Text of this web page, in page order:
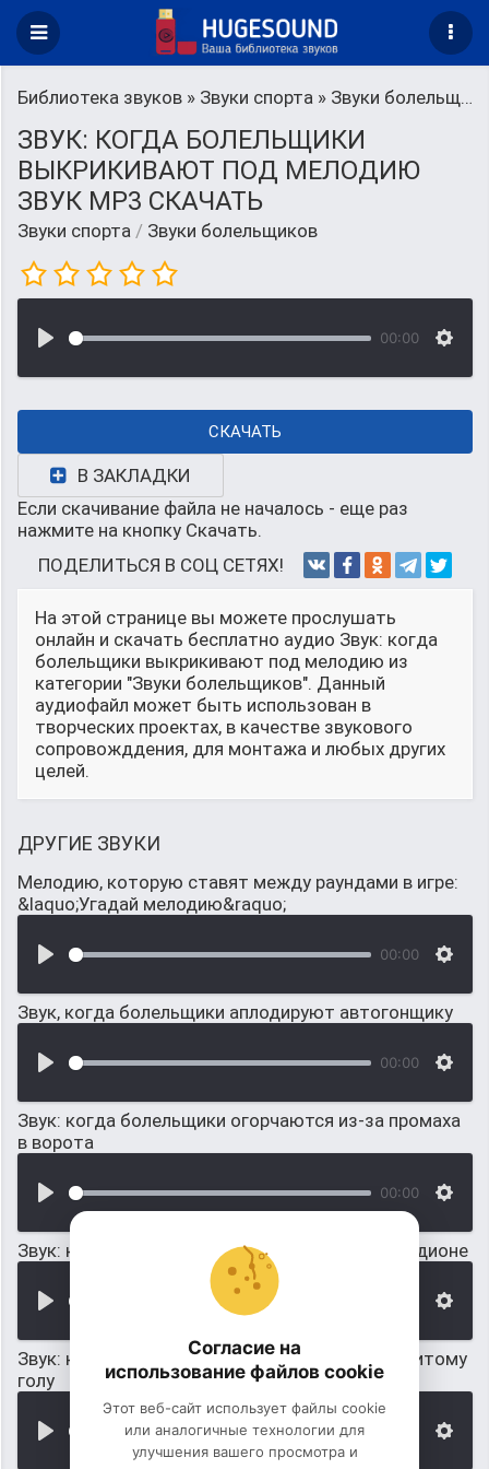
Библиотека звуков » Звуки спорта » Звуки болельщиков
ЗВУК: КОГДА БОЛЕЛЬЩИКИ
ВЫКРИКИВАЮТ ПОД МЕЛОДИЮ
ЗВУК MP3 СКАЧАТЬ
Звуки спорта / Звуки болельщиков
00:00
СКАЧАТЬ
В ЗАКЛАДКИ
Если скачивание файла не началось - еще раз
нажмите на кнопку Скачать.
ПОДЕЛИТЬСЯ В СОЦ СЕТЯХ!
На этой странице вы можете прослушать
онлайн и скачать бесплатно аудио Звук: когда
болельщики выкрикивают под мелодию из
категории "Звуки болельщиков". Данный
аудиофайл может быть использован в
творческих проектах, в качестве звукового
сопровожддения, для монтажа и любых других
целей.
ДРУГИЕ ЗВУКИ
Мелодию, которую ставят между раундами в игре:
&laquo;Угадай мелодию&raquo;
00:00
Звук, когда болельщики аплодируют автогонщику
00:00
Звук: когда болельщики огорчаются из-за промаха
в ворота
00:00
Звук: когда болельщики громко кричат на стадионе
Звук: когда болельщики хоккея радуются забитому
голу
Согласие на
использование файлов cookie
Этот веб-сайт использует файлы cookie
или аналогичные технологии для
улучшения вашего просмотра и